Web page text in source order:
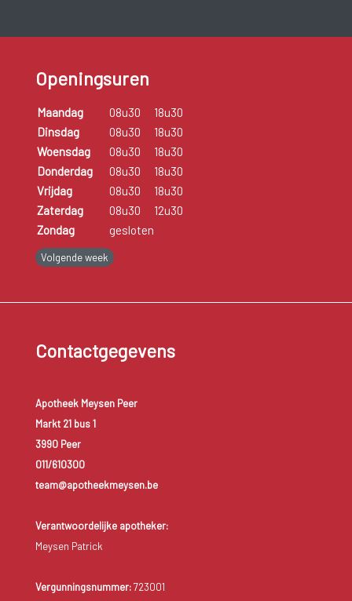
Openingsuren
Maandag 08u30
18u30
Dinsdag
08u30
18u30
Woensdag
08u30
18u30
Donderdag
08u30
18u30
Vrijdag
08u30
18u30
Zaterdag
08u30
12u30
Zondag
gesloten
Volgende week
Contactgegevens
Apotheek Meysen Peer
Markt 21 bus 1
3990 Peer
011/610300
team@apotheekmeysen.be
Verantwoordelijke apotheker:
Meysen Patrick
Vergunningsnummer:723001